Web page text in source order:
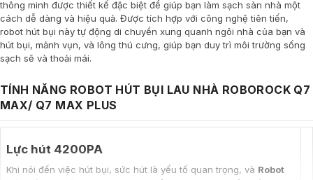
thông minh được thiết kế đặc biệt để giúp bạn làm sạch sàn nhà một
cách dễ dàng và hiệu quả. Được tích hợp với công nghệ tiên tiến,
robot hút bụi này tự động di chuyển xung quanh ngôi nhà của bạn và
hút bụi, mảnh vụn, và lông thú cưng, giúp bạn duy trì môi trường sống
sạch sẽ và thoải mái.
TÍNH NĂNG ROBOT HÚT BỤI LAU NHÀ ROBOROCK Q7
MAX/ Q7 MAX PLUS
Lực hút 4200PA
Khi nói đến việc hút bụi, sức hút là yếu tố quan trọng, và Robot